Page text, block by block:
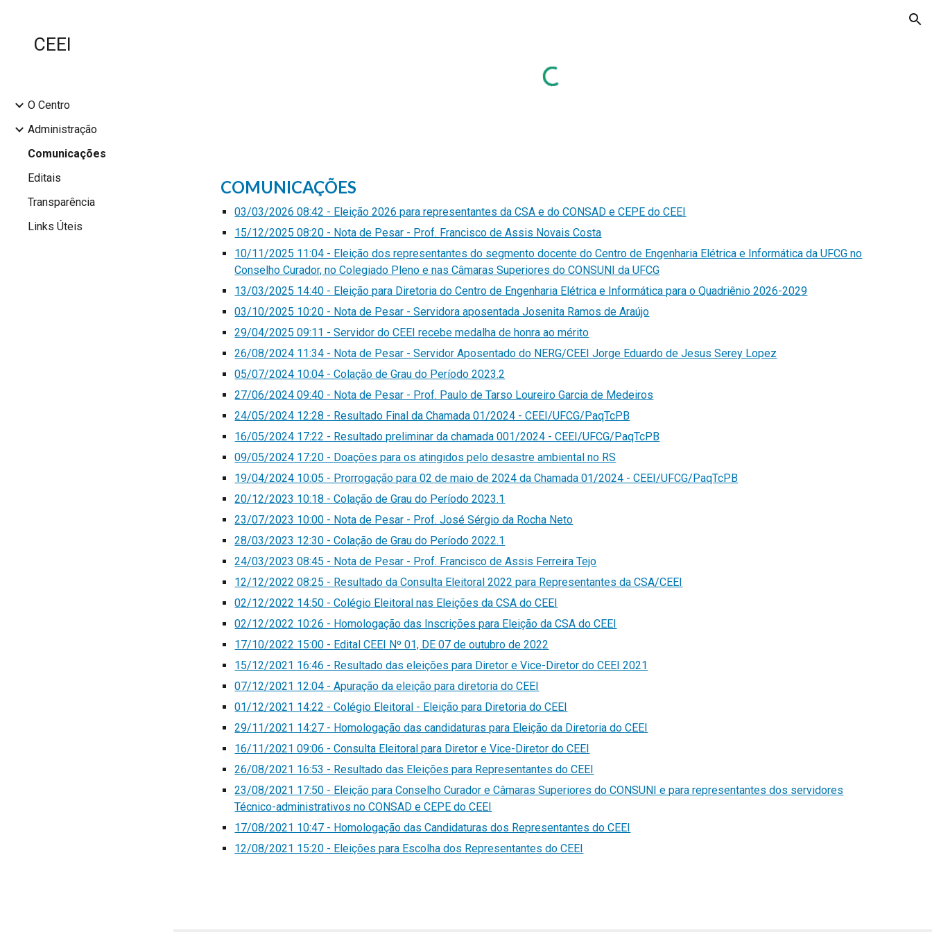
CEEI
O Centro
Administração
Comunicações
Editais
Transparência
Links Úteis
COMUNICAÇÕES
03/03/2026 08:42 - Eleição 2026 para representantes da CSA e do CONSAD e CEPE do CEEI
15/12/2025 08:20 - Nota de Pesar - Prof. Francisco de Assis Novais Costa
10/11/2025 11:04 - Eleição dos representantes do segmento docente do Centro de Engenharia Elétrica e Informática da UFCG no
Conselho Curador, no Colegiado Pleno e nas Câmaras Superiores do CONSUNI da UFCG
13/03/2025 14:40 - Eleição para Diretoria do Centro de Engenharia Elétrica e Informática para o Quadriênio 2026-2029
03/10/2025 10:20 - Nota de Pesar - Servidora aposentada Josenita Ramos de Araújo
29/04/2025 09:11 - Servidor do CEEI recebe medalha de honra ao mérito
26/08/2024 11:34 - Nota de Pesar - Servidor Aposentado do NERG/CEEI Jorge Eduardo de Jesus Serey Lopez
05/07/2024 10:04 - Colação de Grau do Período 2023.2
27/06/2024 09:40 - Nota de Pesar - Prof. Paulo de Tarso Loureiro Garcia de Medeiros
24/05/2024 12:28 - Resultado Final da Chamada 01/2024 - CEEI/UFCG/PaqTcPB
16/05/2024 17:22 - Resultado preliminar da chamada 001/2024 - CEEI/UFCG/PaqTcPB
09/05/2024 17:20 - Doações para os atingidos pelo desastre ambiental no RS
19/04/2024 10:05 - Prorrogação para 02 de maio de 2024 da Chamada 01/2024 - CEEI/UFCG/PaqTcPB
20/12/2023 10:18 - Colação de Grau do Período 2023.1
23/07/2023 10:00 - Nota de Pesar - Prof. José Sérgio da Rocha Neto
28/03/2023 12:30 - Colação de Grau do Período 2022.1
24/03/2023 08:45 - Nota de Pesar - Prof. Francisco de Assis Ferreira Tejo
12/12/2022 08:25 - Resultado da Consulta Eleitoral 2022 para Representantes da CSA/CEEI
02/12/2022 14:50 - Colégio Eleitoral nas Eleições da CSA do CEEI
02/12/2022 10:26 - Homologação das Inscrições para Eleição da CSA do CEEI
17/10/2022 15:00 - Edital CEEI Nº 01, DE 07 de outubro de 2022
15/12/2021 16:46 - Resultado das eleições para Diretor e Vice-Diretor do CEEI 2021
07/12/2021 12:04 - Apuração da eleição para diretoria do CEEI
01/12/2021 14:22 - Colégio Eleitoral - Eleição para Diretoria do CEEI
29/11/2021 14:27 - Homologação das candidaturas para Eleição da Diretoria do CEEI
16/11/2021 09:06 - Consulta Eleitoral para Diretor e Vice-Diretor do CEEI
26/08/2021 16:53 - Resultado das Eleições para Representantes do CEEI
23/08/2021 17:50 - Eleição para Conselho Curador e Câmaras Superiores do CONSUNI e para representantes dos servidores
Técnico-administrativos no CONSAD e CEPE do CEEI
17/08/2021 10:47 - Homologação das Candidaturas dos Representantes do CEEI
12/08/2021 15:20 - Eleições para Escolha dos Representantes do CEEI